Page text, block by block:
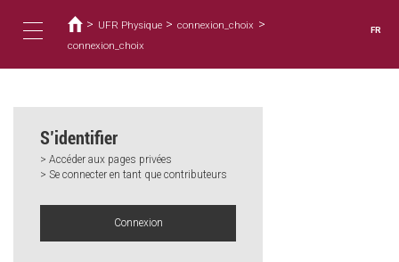
contenu
Toggle
navigation
êtes
ici
> UFR Physique > connexion_choix >
connexion_choix
FR
S’identifier
> Accéder aux pages privées
> Se connecter en tant que contributeurs
Connexion